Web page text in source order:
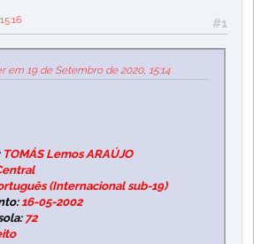
#1
em 19 de Setembro de 2020, 15:14
TOMÁS Lemos ARAÚJO
(Internacional sub-19)
16-05-2002
72